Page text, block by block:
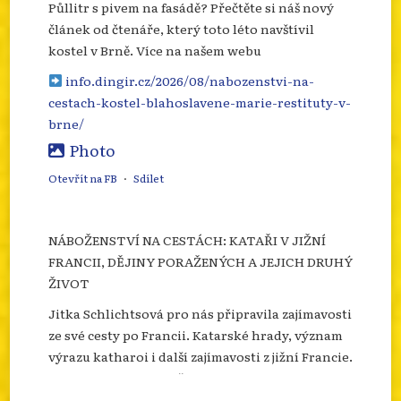
Půllitr s pivem na fasádě? Přečtěte si náš nový
článek od čtenáře, který toto léto navštívil
kostel v Brně. Více na našem webu
info.dingir.cz/2026/08/nabozenstvi-na-
cestach-kostel-blahoslavene-marie-restituty-v-
brne/
Photo
Otevřít na FB · Sdílet
NÁBOŽENSTVÍ NA CESTÁCH: KATAŘI V JIŽNÍ
FRANCII, DĚJINY PORAŽENÝCH A JEJICH DRUHÝ
ŽIVOT
Jitka Schlichtsová pro nás připravila zajímavosti
ze své cesty po Francii. Katarské hrady, význam
výrazu katharoi i další zajímavosti z jižní Francie.
Více se dozvíte na našem webu.